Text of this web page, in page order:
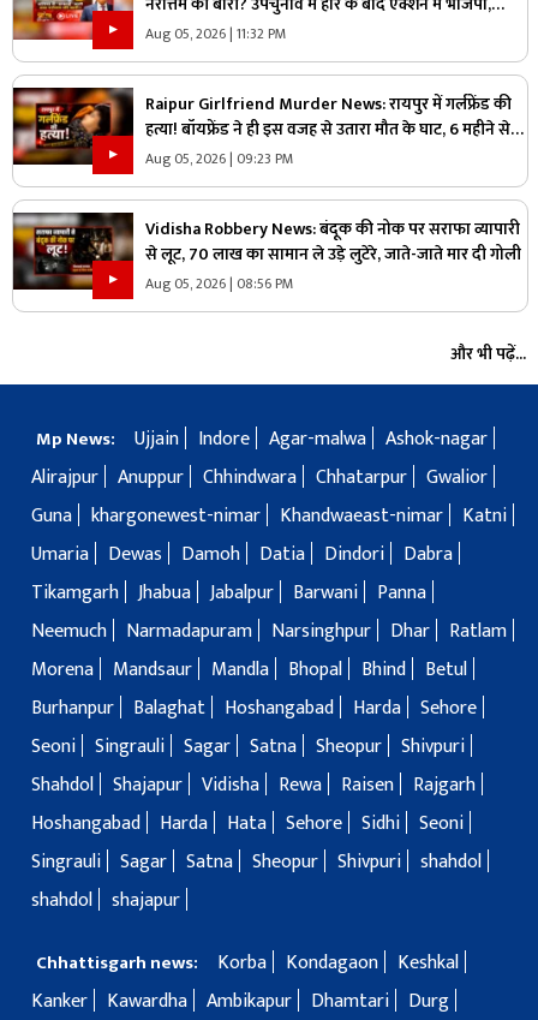
लोकल बॉडी की सफाई के बाद असली निशाने पर कौन?
Aug 05, 2026 | 11:32 PM
Raipur Girlfriend Murder News: रायपुर में गर्लफ्रेंड की
हत्या! बॉयफ्रेंड ने ही इस वजह से उतारा मौत के घाट, 6 महीने से
रह रहे थे लिव इन में
Aug 05, 2026 | 09:23 PM
Vidisha Robbery News: बंदूक की नोक पर सराफा व्यापारी
से लूट, 70 लाख का सामान ले उड़े लुटेरे, जाते-जाते मार दी गोली
Aug 05, 2026 | 08:56 PM
और भी पढ़ें...
Mp News: Ujjain Indore Agar-malwa Ashok-nagar
Alirajpur Anuppur Chhindwara Chhatarpur Gwalior
Guna khargonewest-nimar Khandwaeast-nimar
Katni
Umaria
Dewas Damoh Datia Dindori
Dabra
Tikamgarh Jhabua Jabalpur Barwani
Panna
Neemuch
Narmadapuram Narsinghpur Dhar
Ratlam
Morena
Mandsaur Mandla Bhopal Bhind
Betul
Burhanpur
Balaghat Hoshangabad Harda Sehore
Seoni Singrauli Sagar Satna Sheopur Shivpuri
Shahdol Shajapur Vidisha Rewa Raisen
Rajgarh
Hoshangabad
Harda Hata Sehore Sidhi Seoni
Singrauli Sagar Satna Sheopur Shivpuri shahdol
shahdol shajapur
Chhattisgarh news: Korba Kondagaon
Keshkal
Kanker
Kawardha Ambikapur Dhamtari
Durg